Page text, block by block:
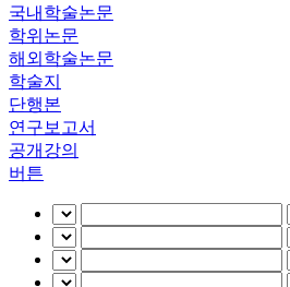
국내학술논문
학위논문
해외학술논문
학술지
단행본
연구보고서
공개강의
버튼